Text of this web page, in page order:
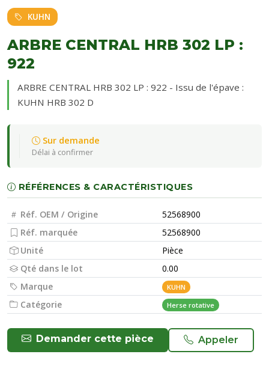
KUHN
ARBRE CENTRAL HRB 302 LP :
922
ARBRE CENTRAL HRB 302 LP : 922 - Issu de l'épave :
KUHN HRB 302 D
Sur demande
Délai à confirmer
RÉFÉRENCES & CARACTÉRISTIQUES
Réf. OEM / Origine
52568900
Réf. marquée
52568900
Unité
Pièce
Qté dans le lot
0.00
Marque
KUHN
Catégorie Herse rotative
Demander cette pièce Appeler